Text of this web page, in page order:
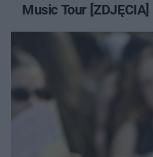
Music Tour [ZDJĘCIA]